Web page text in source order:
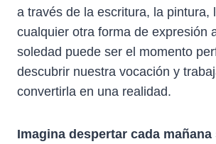
a través de la escritura, la pintura,
cualquier otra forma de expresión
soledad puede ser el momento
descubrir nuestra vocación y
convertirla en una realidad.
Imagina despertar cada